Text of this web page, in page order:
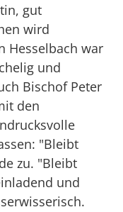
gut
wird
Hesselbach war
und
Bischof Peter
den
"Bleibt
zu. "Bleibt
und